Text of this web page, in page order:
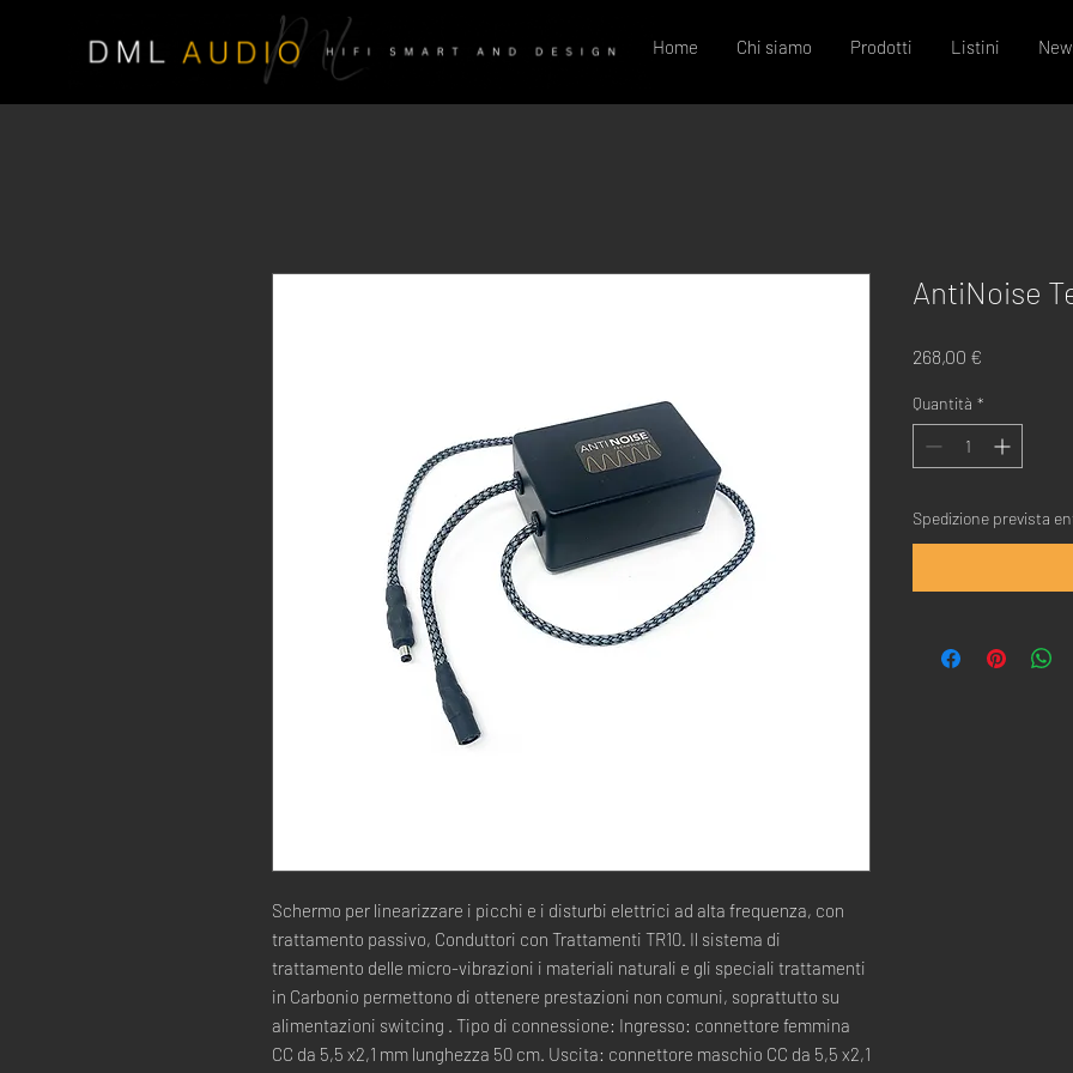
Home Chi siamo Prodotti Listini
Schermo per linearizzare i picchi e i disturbi elettrici ad alta frequenza, con
trattamento passivo, Conduttori con Trattamenti TR10. Il sistema di
trattamento delle micro-vibrazioni i materiali naturali e gli speciali trattamenti
in Carbonio permettono di ottenere prestazioni non comuni, soprattutto su
alimentazioni switcing . Tipo di connessione: Ingresso: connettore femmina
CC da 5,5 x2,1 mm lunghezza 50 cm. Uscita: connettore maschio CC da 5,5 x2,1
AntiNoise
268,00 €
Quantità *
Spedizione prevista